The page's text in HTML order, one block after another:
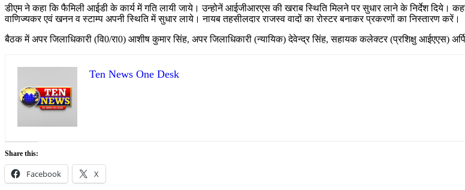
डीएम ने कहा कि फैमिली आईडी के कार्य में गति लायी जाये। उन्होनें आईजीआरएस की खराब स्थिति मिलने पर सुधार लाने के निर्देश दिये।
वाणिज्यकर एवं खनन व स्टाम्प अपनी स्थिति में सुधार लाये। नायब तहसीलदार राजस्व वादों का रोस्टर बनाकर प्रकरणों का निस्तारण करें।
बैठक में अपर जिलाधिकारी (वि0/रा0) आशीष कुमार सिंह, अपर जिलाधिकारी (न्यायिक) देवेन्द्र सिंह, सहायक कलेक्टर (प्रशिक्षु आईएएस)
Ten News One Desk
Share this:
Facebook X